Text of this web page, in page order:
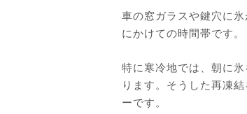
車の窓ガラスや鍵穴に
にかけての時間帯です。
特に寒冷地では、朝に
ります。そうした再凍
ーです。